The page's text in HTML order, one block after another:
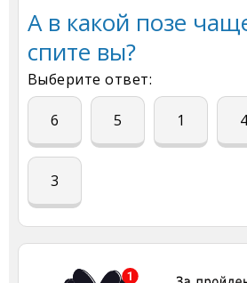
А в какой позе
спите вы?
Выберите ответ:
6 5 1 4
3